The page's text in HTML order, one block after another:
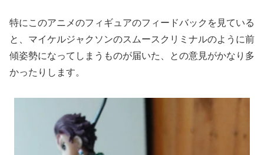
特にこのアニメのフィギュアのフィードバックを見ている
と、マイケルジャクソンのスムースクリミナルのように前
傾姿勢になってしまうものが届いた、との意見がかなり多
かったりします。